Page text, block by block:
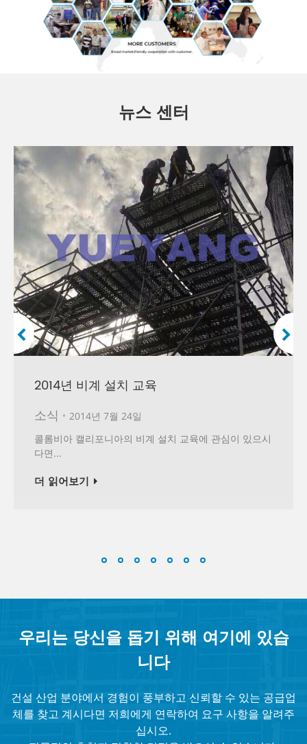
뉴스 센터
2014년 비계 설치 교육
소식
2014년 7월 24일
콜롬비아 캘리포니아의 비계 설치 교육에 관심이 있으시
다면...
더 읽어보기
우리는 당신을 돕기 위해 여기에 있습
니다
건설 산업 분야에서 경험이 풍부하고 신뢰할 수 있는 공급업
체를 찾고 계시다면 저희에게 연락하여 요구 사항을 알려주
십시오.